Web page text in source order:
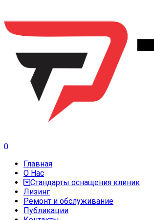
0
Главная
О Нас
Стандарты оснащения клиник
Лизинг
Ремонт и обслуживание
Публикации